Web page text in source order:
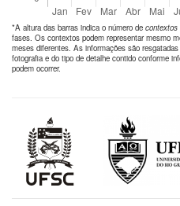
*A altura das barras indica o número de contextos
fases. Os contextos podem representar mesmo
meses diferentes. As informações são
fotografia e do tipo de detalhe contido conforme
podem ocorrer.